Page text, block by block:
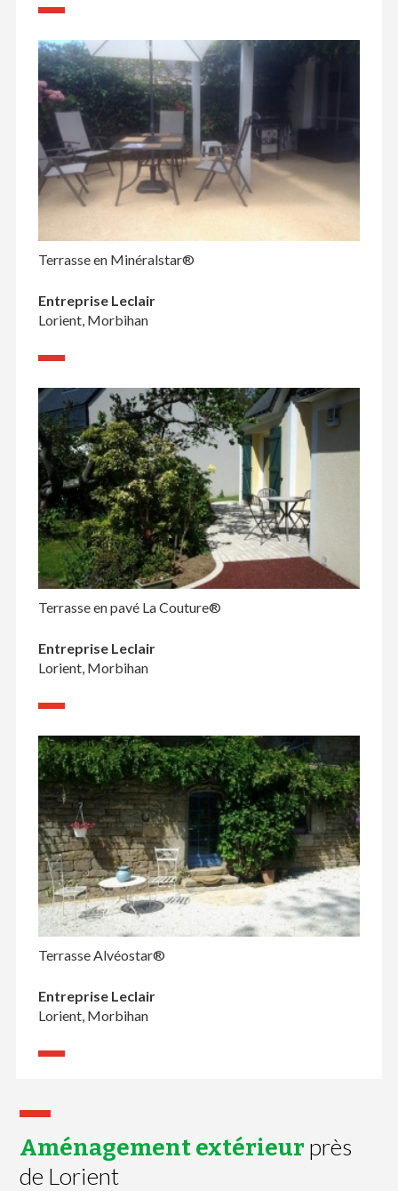
Terrasse en Minéralstar®
Entreprise Leclair
Lorient, Morbihan
Terrasse en pavé La Couture®
Entreprise Leclair
Lorient, Morbihan
Terrasse Alvéostar®
Entreprise Leclair
Lorient, Morbihan
Aménagement extérieur près
de Lorient